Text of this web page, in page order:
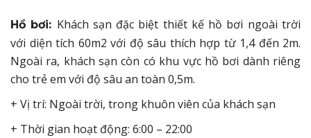
Hồ bơi: Khách sạn đặc biệt thiết kế hồ bơi ngoài trời
với diện tích 60m2 với độ sâu thích hợp từ 1,4 đến 2m.
Ngoài ra, khách sạn còn có khu vực hồ bơi dành riêng
cho trẻ em với độ sâu an toàn 0,5m.
+ Vị trí: Ngoài trời, trong khuôn viên của khách sạn
+ Thời gian hoạt động: 6:00 – 22:00